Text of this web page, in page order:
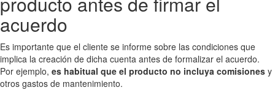
acuerdo
Es importante que el cliente se informe sobre las condiciones que
implica la creación de dicha cuenta antes de formalizar el acuerdo.
Por ejemplo, es habitual que el producto no incluya comisiones y
otros gastos de mantenimiento.